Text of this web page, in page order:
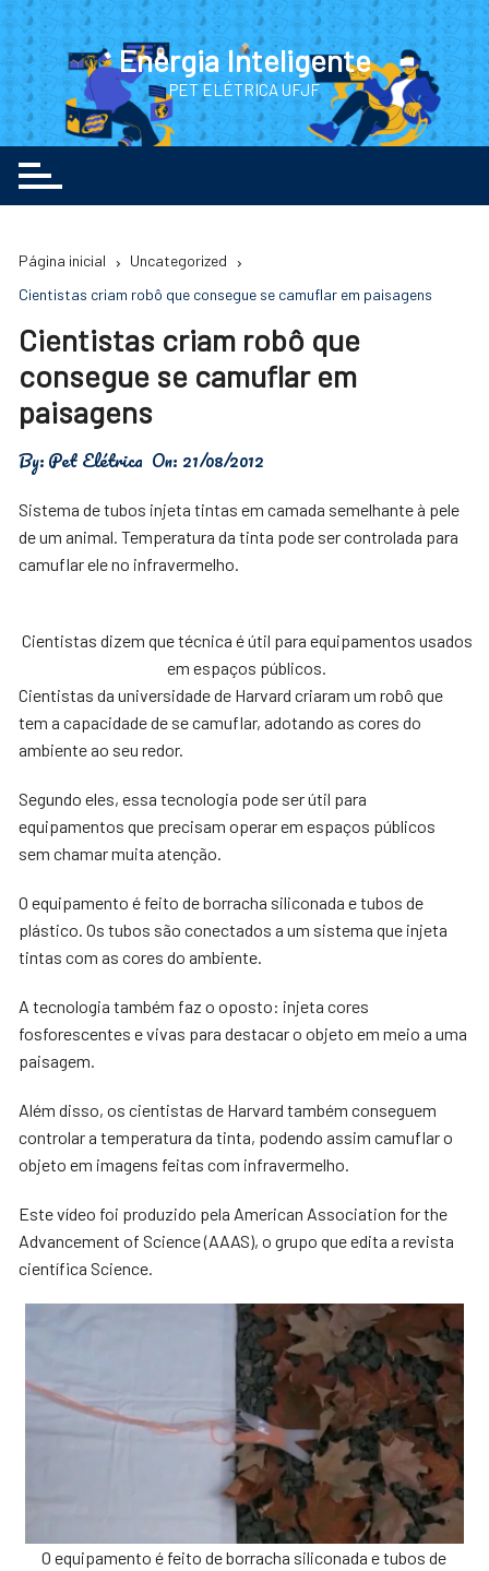
Ir
para
o
conteúdo
Energia Inteligente
PET ELÉTRICA UFJF
Página inicial
Uncategorized
Cientistas criam robô que consegue se camuflar em paisagens
Cientistas criam robô que
consegue se camuflar em
paisagens
By:Pet Elétrica On: 21/08/2012
Sistema de tubos injeta tintas em camada semelhante à pele
de um animal. Temperatura da tinta pode ser controlada para
camuflar ele no infravermelho.
Cientistas dizem que técnica é útil para equipamentos usados
em espaços públicos.
Cientistas da universidade de Harvard criaram um robô que
tem a capacidade de se camuflar, adotando as cores do
ambiente ao seu redor.
Segundo eles, essa tecnologia pode ser útil para
equipamentos que precisam operar em espaços públicos
sem chamar muita atenção.
O equipamento é feito de borracha siliconada e tubos de
plástico. Os tubos são conectados a um sistema que injeta
tintas com as cores do ambiente.
A tecnologia também faz o oposto: injeta cores
fosforescentes e vivas para destacar o objeto em meio a uma
paisagem.
Além disso, os cientistas de Harvard também conseguem
controlar a temperatura da tinta, podendo assim camuflar o
objeto em imagens feitas com infravermelho.
Este vídeo foi produzido pela American Association for the
Advancement of Science (AAAS), o grupo que edita a revista
científica Science.
O equipamento é feito de borracha siliconada e tubos de